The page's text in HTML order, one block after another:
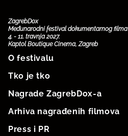
ZagrebDox
Međunarodni festival dokumentarnog filma
4. - 11. travnja 2027.
Kaptol Boutique Cinema, Zagreb
O festivalu
Tko je tko
Nagrade ZagrebDox-a
Arhiva nagrađenih filmova
Press i PR